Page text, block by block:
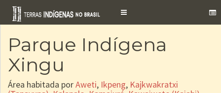
Toggle
Parque Indígena
Xingu
Área habitada porAweti, Ikpeng, Kajkwakratxi